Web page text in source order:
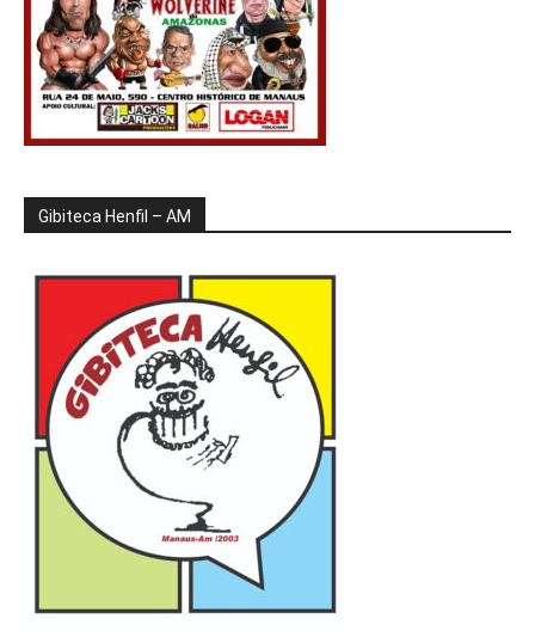
Gibiteca Henfil – AM